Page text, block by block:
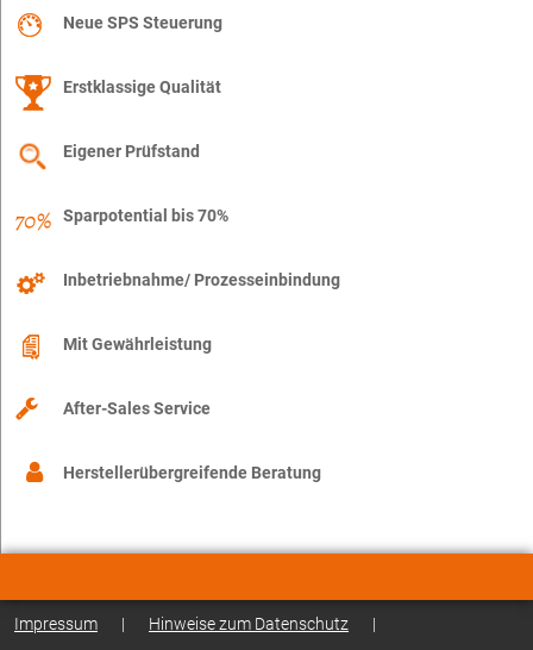
Neue SPS Steuerung
Erstklassige Qualität
Eigener Prüfstand
Sparpotential bis 70%
Inbetriebnahme/ Prozesseinbindung
Mit Gewährleistung
After-Sales Service
Herstellerübergreifende Beratung
Impressum | Hinweise zum Datenschutz |